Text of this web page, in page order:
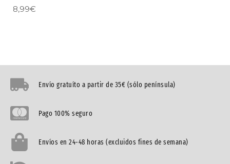
8,99€
Envío gratuíto a partir de 35€ (sólo península)
Pago 100% seguro
Envíos en 24-48 horas (excluidos fines de semana)